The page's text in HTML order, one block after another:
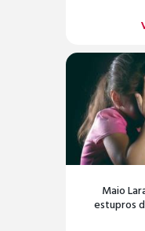
Maio
estupros